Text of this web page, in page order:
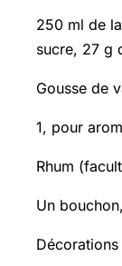
250 ml de
sucre, 27 g
Gousse de
1, pour
Rhum
Un